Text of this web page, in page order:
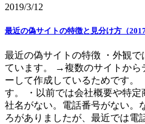
2019/3/12
最近の偽サイトの特徴と見分け方（2017
最近の偽サイトの特徴 ・外観
ています。 →複数のサイトから
ーして作成しているためです。
す。 ・以前では会社概要や特
社名がない。電話番号がない。
ろがありましたが、最近では電